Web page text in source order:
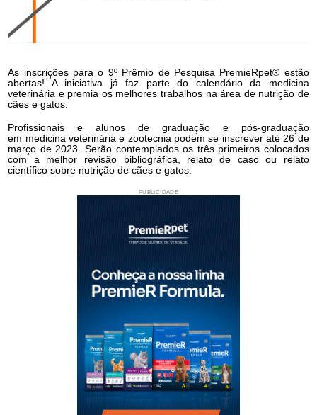
As inscrições para o 9º Prêmio de Pesquisa PremieRpet® estão
abertas! A iniciativa já faz parte do calendário da medicina
veterinária e premia os melhores trabalhos na área de nutrição de
cães e gatos.
Profissionais e alunos de graduação e pós-graduação
em medicina veterinária e zootecnia podem se inscrever até 26 de
março de 2023. Serão contemplados os três primeiros colocados
com a melhor revisão bibliográfica, relato de caso ou relato
científico sobre nutrição de cães e gatos.
PUBLICIDADE